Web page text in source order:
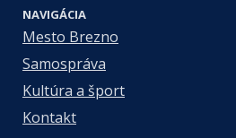
NAVIGÁCIA
Mesto Brezno
Samospráva
Kultúra a šport
Kontakt